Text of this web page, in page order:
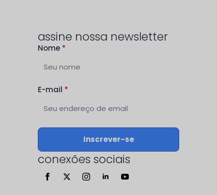
assine nossa newsletter
Nome *
E-mail *
Inscrever-se
conexões sociais